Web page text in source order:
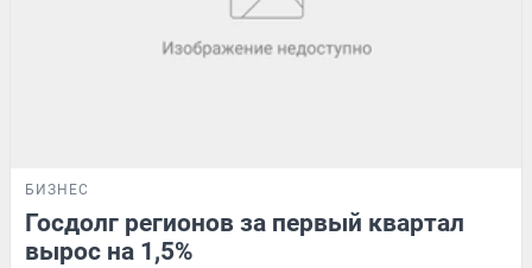
БИЗНЕС
Госдолг регионов за первый квартал
вырос на 1,5%